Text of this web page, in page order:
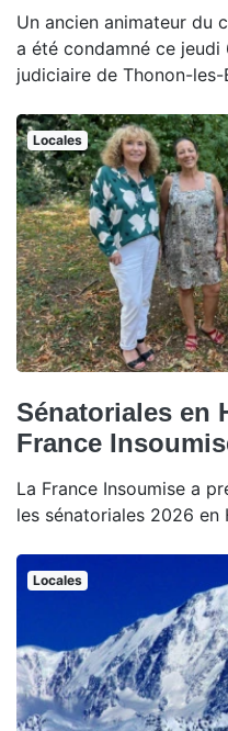
Un ancien animateur du
a été condamné ce
judiciaire de Thonon-les-
Locales
Sénatoriales en
France
La France Insoumise a
les sénatoriales 2026 en
Locales